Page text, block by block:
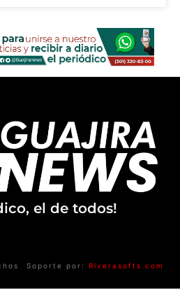
el de todos!
Soporte por: Riverasofts.com